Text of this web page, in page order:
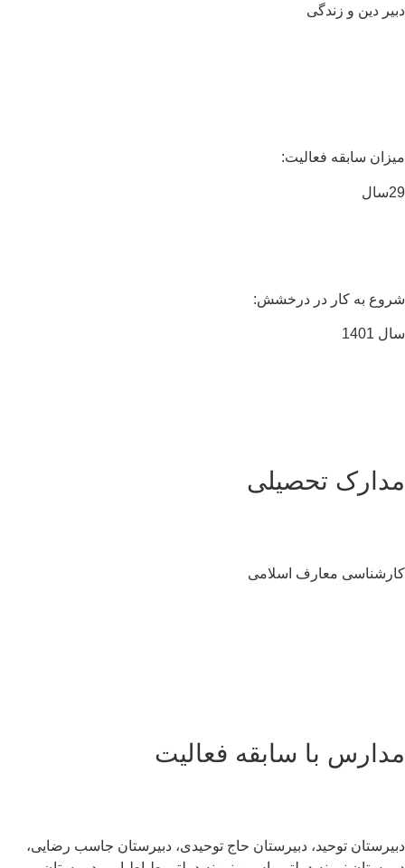
دین و زندگی
سابقه فعالیت:
به کار در درخشش:
1401
تحصیلی
معارف اسلامی
با سابقه فعالیت
توحید، دبیرستان حاج توحیدی، دبیرستان جاسب رضایی،